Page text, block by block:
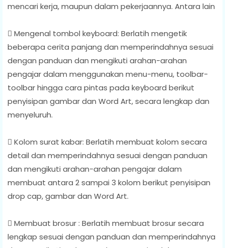
mencari kerja, maupun dalam pekerjaannya. Antara lain
 Mengenal tombol keyboard: Berlatih mengetik
beberapa cerita panjang dan memperindahnya sesuai
dengan panduan dan mengikuti arahan-arahan
pengajar dalam menggunakan menu-menu, toolbar-
toolbar hingga cara pintas pada keyboard berikut
penyisipan gambar dan Word Art, secara lengkap dan
menyeluruh.
 Kolom surat kabar: Berlatih membuat kolom secara
detail dan memperindahnya sesuai dengan panduan
dan mengikuti arahan-arahan pengajar dalam
membuat antara 2 sampai 3 kolom berikut penyisipan
drop cap, gambar dan Word Art.
 Membuat brosur : Berlatih membuat brosur secara
lengkap sesuai dengan panduan dan memperindahnya